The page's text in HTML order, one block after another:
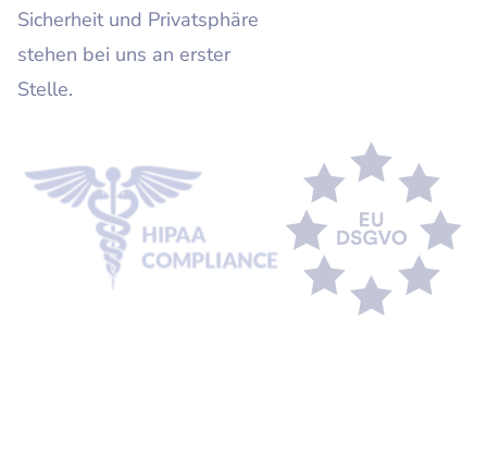
Sicherheit und Privatsphäre
stehen bei uns an erster
Stelle.